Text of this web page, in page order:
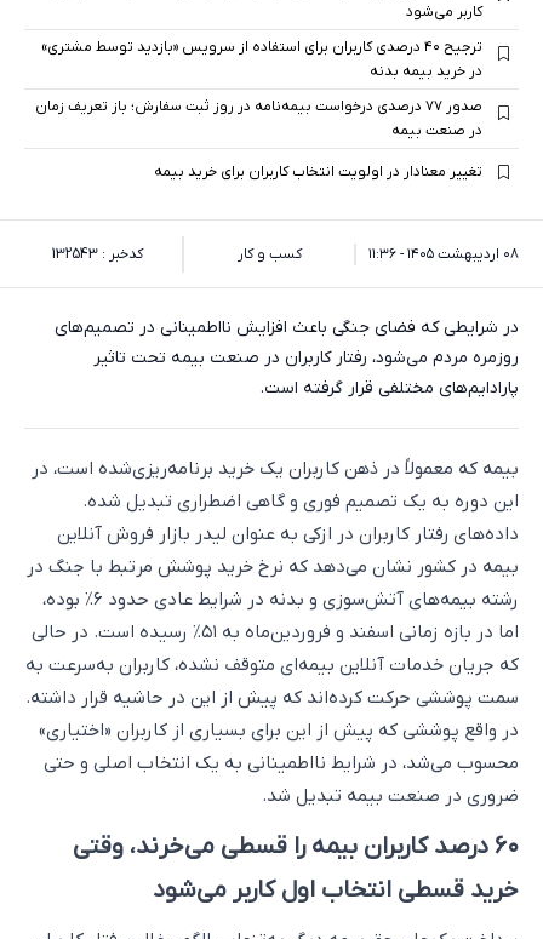
کاربر می‌شود
ترجیح ۴۰ درصدی کاربران برای استفاده از سرویس «بازدید توسط مشتری»
در خرید بیمه بدنه
صدور ۷۷ درصدی درخواست بیمه‌نامه در روز ثبت سفارش؛ باز تعریف زمان
در صنعت بیمه
تغییر معنادار در اولویت انتخاب کاربران برای خرید بیمه
۰۸ اردیبهشت ۱۴۰۵ - ۱۱:۳۶ کسب و کار کدخبر : 132543
در شرایطی که فضای جنگی باعث افزایش نااطمینانی در تصمیم‌های
روزمره مردم می‌شود، رفتار کاربران در صنعت بیمه تحت تاثیر
پارادایم‌های مختلفی قرار گرفته است.
بیمه که معمولاً در ذهن کاربران یک خرید برنامه‌ریزی‌شده است، در
این دوره به یک تصمیم فوری و گاهی اضطراری تبدیل شده.
داده‌های رفتار کاربران در ازکی به عنوان لیدر بازار فروش آنلاین
بیمه در کشور نشان می‌دهد که نرخ خرید پوشش مرتبط با جنگ در
رشته بیمه‌های آتش‌سوزی و بدنه در شرایط عادی حدود ۶٪ بوده،
اما در بازه زمانی اسفند و فروردین‌ماه به ۵۱٪ رسیده است. در حالی
که جریان خدمات آنلاین بیمه‌ای متوقف نشده، کاربران به‌سرعت به
سمت پوششی حرکت کرده‌اند که پیش از این در حاشیه قرار داشته.
در واقع پوششی که پیش از این برای بسیاری از کاربران «اختیاری»
محسوب می‌شد، در شرایط نااطمینانی به یک انتخاب اصلی و حتی
ضروری در صنعت بیمه تبدیل شد.
۶۰ درصد کاربران بیمه را قسطی می‌خرند، وقتی
خرید قسطی انتخاب اول کاربر می‌شود